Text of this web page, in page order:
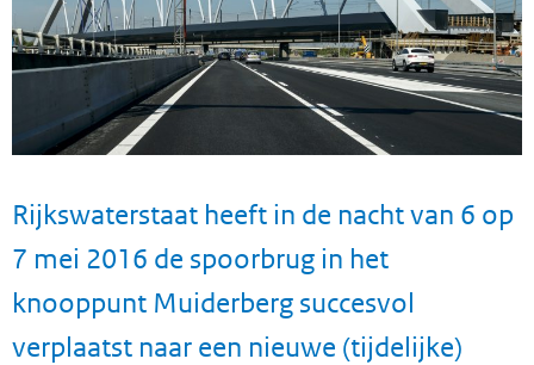
Rijkswaterstaat heeft in de nacht van 6 op
7 mei 2016 de spoorbrug in het
knooppunt Muiderberg succesvol
verplaatst naar een nieuwe (tijdelijke)